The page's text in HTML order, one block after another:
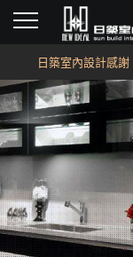
日築室內設計感謝 【